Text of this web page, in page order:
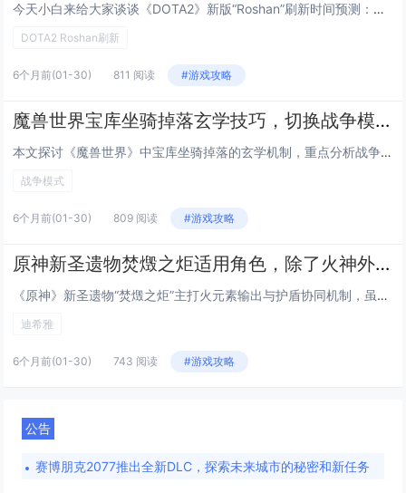
今天小白来给大家谈谈《DOTA2》新版“Roshan”刷新时间预测：根据第二次死亡时间精确到秒的刷新公式。，以及对应的知识点，希望对大家有所帮助，不要忘了收藏本站呢今天给各位分享《DOTA2》新版“Roshan”刷新时间预测：根据第二次死亡...
DOTA2 Roshan刷新
6个月前(01-30) 811 阅读 #游戏攻略
魔兽世界宝库坐骑掉落玄学技巧，切换战争模式与特定位面刷新的关联性
本文探讨《魔兽世界》中宝库坐骑掉落的玄学机制，重点分析战争模式切换与特定副本或区域（如暗影界宝库、纳斯利亚堡等）刷新率之间的潜在关联，部分玩家观察到，在开启战争模式后进入特定坐标或完成特定动作（如传送、登出重进、跨位面切换），可能影响宝库的...
战争模式
6个月前(01-30) 809 阅读 #游戏攻略
原神新圣遗物焚燬之炬适用角色，除了火神外，迪希雅与托马的收益分析
《原神》新圣遗物“焚燬之炬”主打火元素输出与护盾协同机制，虽常被称作“火神专武”，但实测显示其泛用性较强，迪希雅佩戴时，凭借高基础攻击力与2件套提升护盾强效、4件套触发火伤加成（需处于护盾下），显著强化其站场火附魔输出与生存能力；托马则受益...
迪希雅
6个月前(01-30) 743 阅读 #游戏攻略
公告
赛博朋克2077推出全新DLC，探索未来城市的秘密和新任务